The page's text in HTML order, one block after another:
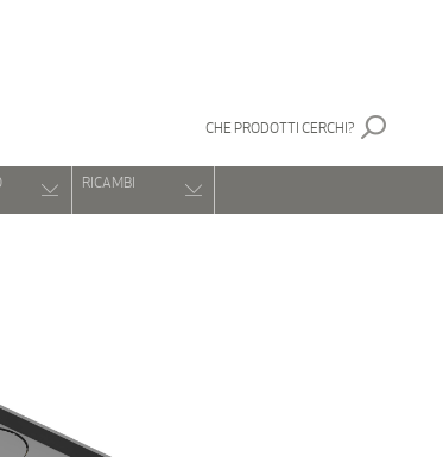
CHE PRODOTTI CERCHI?
RICAMBI